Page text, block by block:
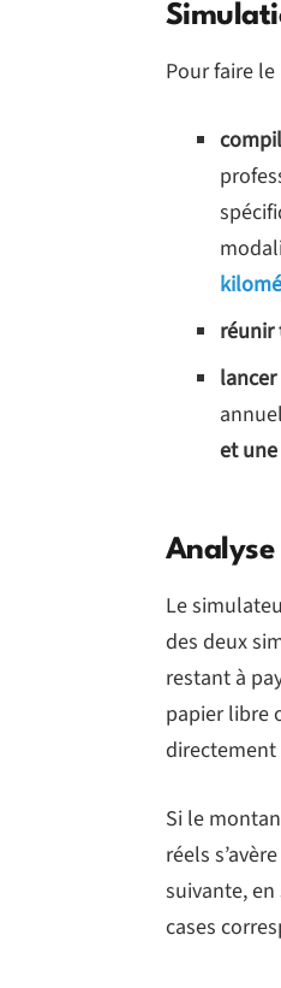
Pour faire
réunir
et
Le
des deux
restant à
papier libre
Si le
réels
suivante,
cases